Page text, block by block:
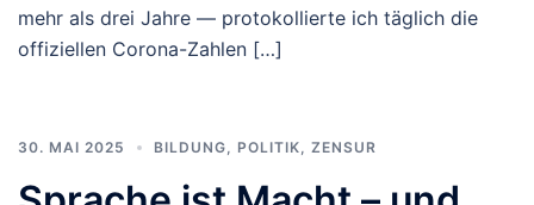
mehr als drei Jahre — protokollierte ich täglich die
offiziellen Corona-Zahlen […]
30. MAI 2025 BILDUNG POLITIK ZENSUR